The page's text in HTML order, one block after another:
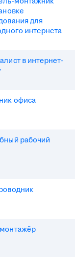
для
интернета
в интернет-
офиса
рабочий